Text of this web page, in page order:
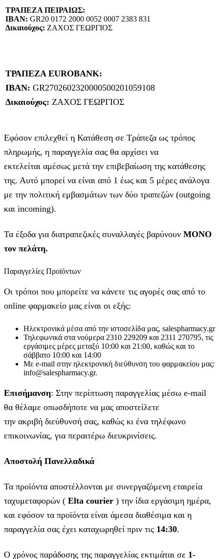
ΤΡΑΠΕΖΑ ΠΕΙΡΑΙΩΣ:
IBAN: GR20 0172 2000 0052 0007 2383 831
Δικαιούχος: ΖΑΧΟΣ ΓΕΩΡΓΙΟΣ
ΤΡΑΠΕΖΑ EUROBANK:
IBAN: GR2702602320000500201059108
Δικαιούχος: ΖΑΧΟΣ ΓΕΩΡΓΙΟΣ
Εφόσον επιλεχθεί η Κατάθεση σε Τράπεζα ως τρόπος
πληρωμής, η παραγγελία σας θα αρχίσει να
εκτελείται αμέσως μετά την επιβεβαίωση της κατάθεσης
της. Αυτό μπορεί να είναι από 1 έως και 5 μέρες ανάλογα
με την πολιτική εμβασμάτων των δύο τραπεζών (outgoing
και incoming).
Τα έξοδα για διατραπεζικές συναλλαγές βαρύνουν MONO
τον πελάτη.
Παραγγελίες Προϊόντων
Οι τρόποι που μπορείτε να κάνετε τις αγορές σας από το
online φαρμακείο μας είναι οι εξής:
Ηλεκτρονικά μέσα από την ιστοσελίδα μας, salespharmacy.gr
Τηλεφωνικά στα νούμερα 2310 229209 και 2311 270795, τις
εργάσιμες μέρες μεταξύ 10:00 και 21:00, καθώς και το
σάββατο 10:00 και 14:00
Με e-mail στην ηλεκτρονική διεύθυνση του φαρμακείου μας:
info@salespharmacy.gr.
Επισήμανση: Στην περίπτωση παραγγελίας μέσω e-mail
θα θέλαμε οπωσδήποτε να μας αποστείλετε
την ακριβή διεύθυνσή σας, καθώς κι ένα τηλέφωνο
επικοινωνίας, για περαιτέρω διευκρινίσεις.
Αποστολή Πανελλαδικά
Τα προϊόντα αποστέλλονται με συνεργαζόμενη εταιρεία
ταχυμεταφορών ( Elta courier ) την ίδια εργάσιμη ημέρα,
και εφόσον τα προϊόντα είναι άμεσα διαθέσιμα και η
παραγγελία σας έχει καταχωρηθεί πριν τις 14:30.
Ο χρόνος παράδοσης της παραγγελίας εκτιμάται σε 1-